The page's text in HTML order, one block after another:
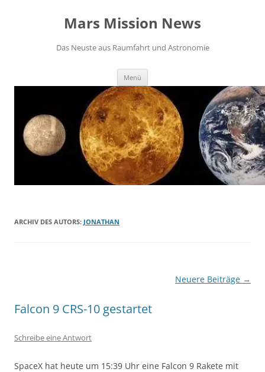
Mars Mission News
Das Neuste aus Raumfahrt und Astronomie
Menü
ARCHIV DES AUTORS: JONATHAN
Neuere Beiträge →
Falcon 9 CRS-10 gestartet
Schreibe eine Antwort
SpaceX hat heute um 15:39 Uhr eine Falcon 9 Rakete mit